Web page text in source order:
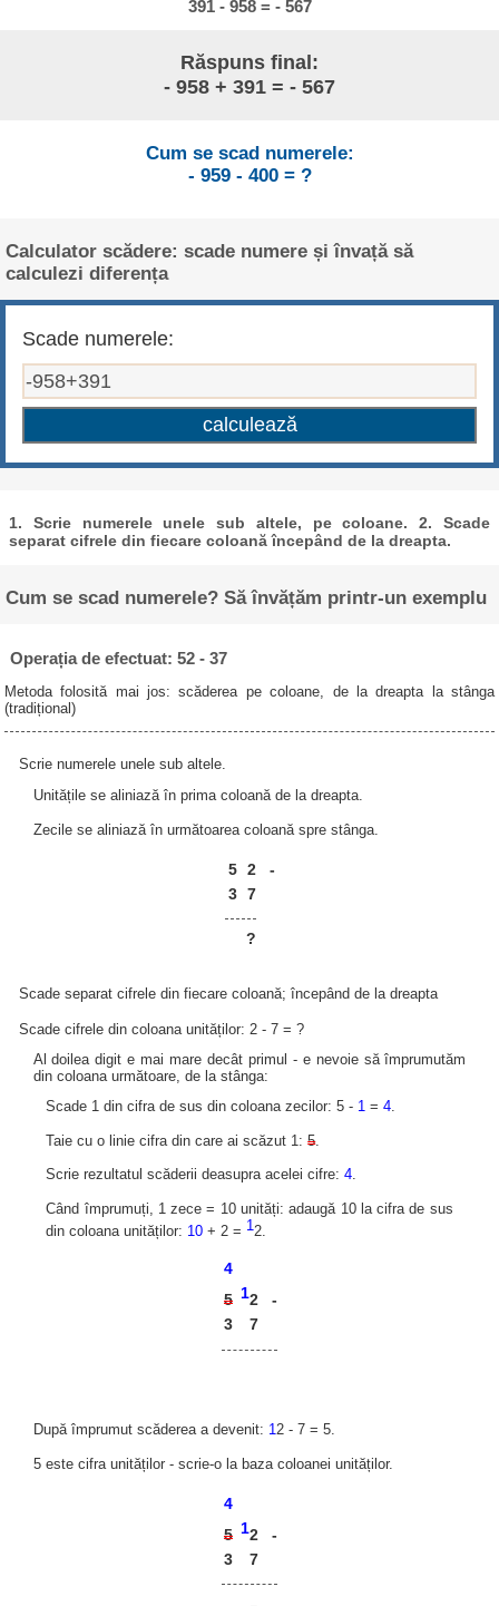
391 - 958 = - 567
Răspuns final:
- 958 + 391 = - 567
Cum se scad numerele:
- 959 - 400 = ?
Calculator scădere: scade numere și învață să
calculezi diferența
Scade numerele:
1. Scrie numerele unele sub altele, pe coloane. 2. Scade
separat cifrele din fiecare coloană începând de la dreapta.
Cum se scad numerele? Să învățăm printr-un exemplu
Operația de efectuat: 52 - 37
Metoda folosită mai jos: scăderea pe coloane, de la dreapta la stânga
(tradițional)
Scrie numerele unele sub altele.
Unitățile se aliniază în prima coloană de la dreapta.
Zecile se aliniază în următoarea coloană spre stânga.
5 2
-
3 7
?
Scade separat cifrele din fiecare coloană; începând de la dreapta
Scade cifrele din coloana unităților: 2 - 7 = ?
Al doilea digit e mai mare decât primul - e nevoie să împrumutăm
din coloana următoare, de la stânga:
Scade 1 din cifra de sus din coloana zecilor: 5 - 1 =4.
Taie cu o linie cifra din care ai scăzut 1:5.
Scrie rezultatul scăderii deasupra acelei cifre:4.
Când împrumuți, 1 zece = 10 unități: adaugă 10 la cifra de sus
din coloana unităților: 10 + 2 = 1 2.
4
5 12
-
3
7
După împrumut scăderea a devenit: 1 2 - 7 = 5.
5 este cifra unităților - scrie-o la baza coloanei unităților.
4
5 12
-
3
7